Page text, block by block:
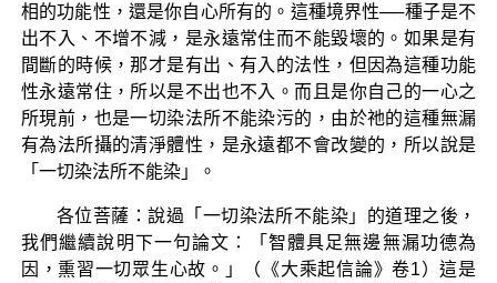
相的功能性，還是你自心所有的。這種境界性──種子是不
出不入、不增不減，是永遠常住而不能毀壞的。如果是有
間斷的時候，那才是有出、有入的法性，但因為這種功能
性永遠常住，所以是不出也不入。而且是你自己的一心之
所現前，也是一切染法所不能染污的，由於祂的這種無漏
有為法所攝的清淨體性，是永遠都不會改變的，所以說是
「一切染法所不能染」。
各位菩薩：說過「一切染法所不能染」的道理之後，
我們繼續說明下一句論文：「智體具足無邊無漏功德為
因，熏習一切眾生心故。」（《大乘起信論》卷1）這是